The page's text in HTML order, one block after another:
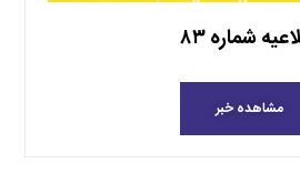
شماره ۸۳
مشاهده خبر